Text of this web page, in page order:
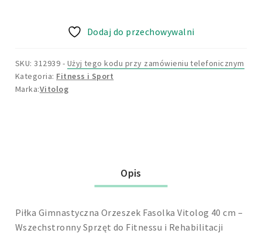
Fasolka
Orzeszek
Fitness
Dodaj do przechowywalni
SKU: 312939 - Użyj tego kodu przy zamówieniu telefonicznym
Kategoria: Fitness i Sport
Vitolog
Opis
Piłka Gimnastyczna Orzeszek Fasolka Vitolog 40 cm –
Wszechstronny Sprzęt do Fitnessu i Rehabilitacji